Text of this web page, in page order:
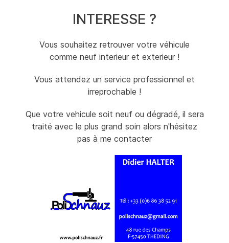
INTERESSE ?
Vous souhaitez retrouver votre véhicule
comme neuf interieur et exterieur !
Vous attendez un service professionnel et
irreprochable !
Que votre vehicule soit neuf ou dégradé, il sera
traité avec le plus grand soin alors n'hésitez
pas à me contacter